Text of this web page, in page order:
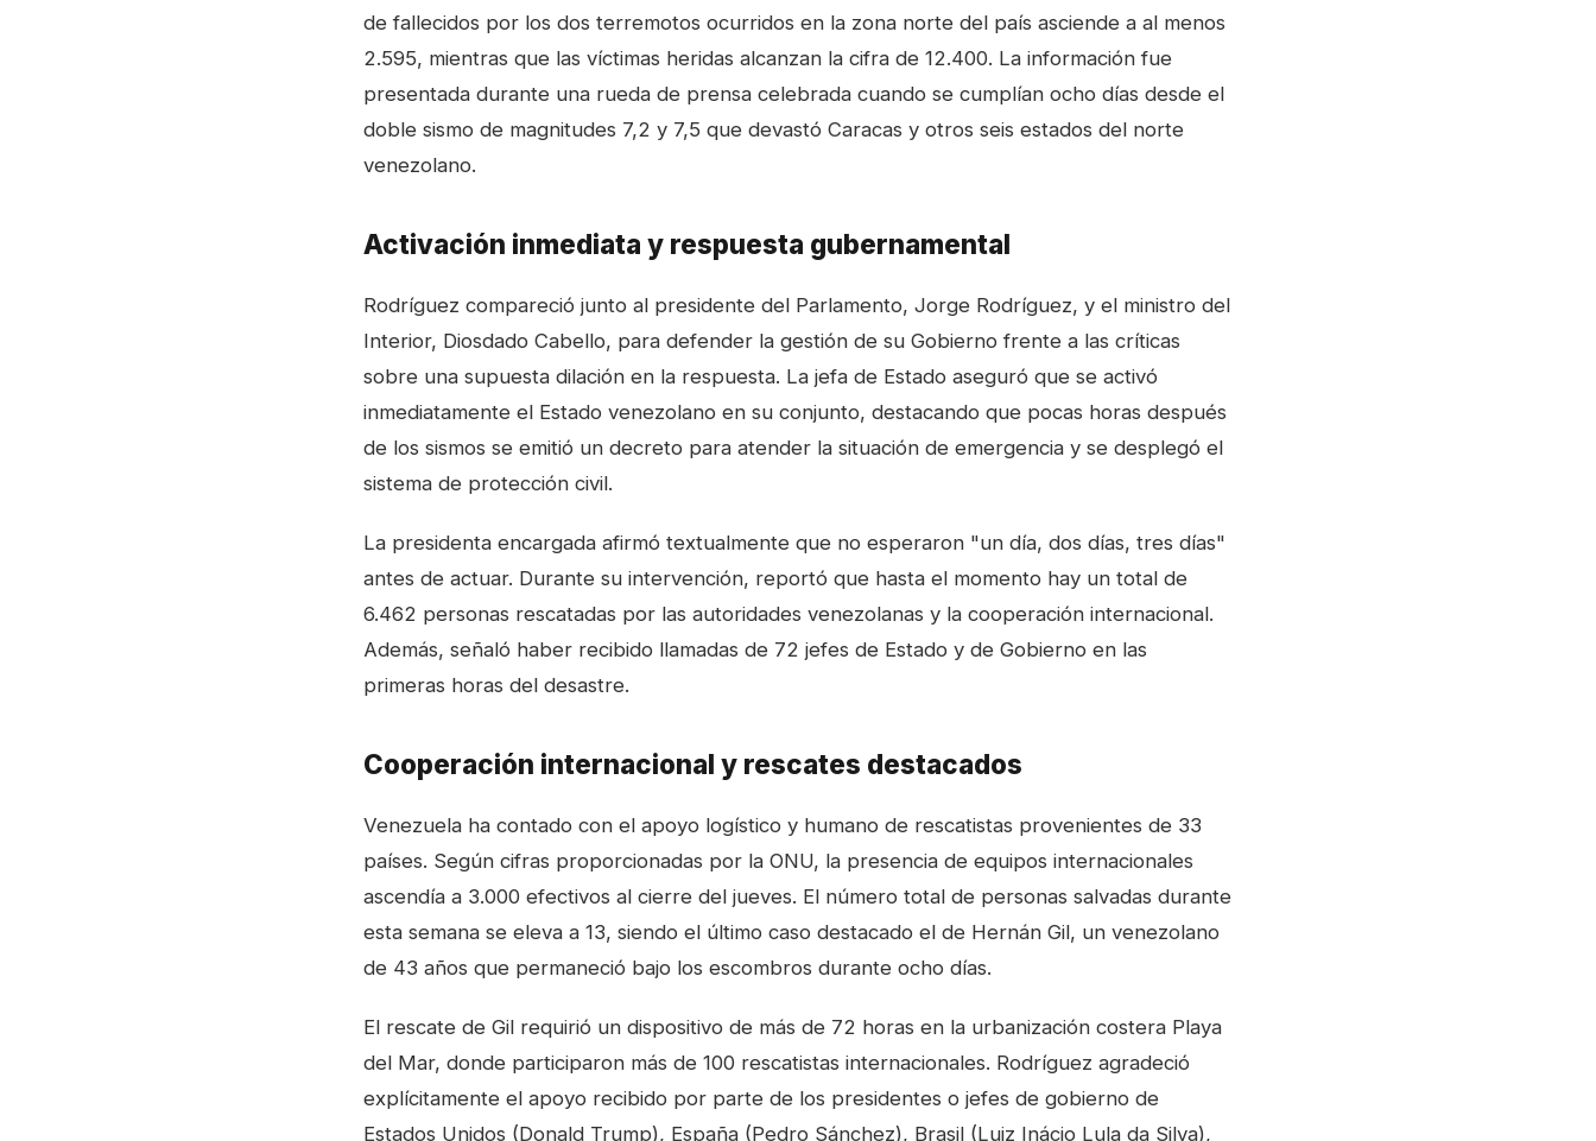
de fallecidos por los dos terremotos ocurridos en la zona norte del país asciende a al menos
2.595, mientras que las víctimas heridas alcanzan la cifra de 12.400. La información fue
presentada durante una rueda de prensa celebrada cuando se cumplían ocho días desde el
doble sismo de magnitudes 7,2 y 7,5 que devastó Caracas y otros seis estados del norte
venezolano.
Activación inmediata y respuesta gubernamental
Rodríguez compareció junto al presidente del Parlamento, Jorge Rodríguez, y el ministro del
Interior, Diosdado Cabello, para defender la gestión de su Gobierno frente a las críticas
sobre una supuesta dilación en la respuesta. La jefa de Estado aseguró que se activó
inmediatamente el Estado venezolano en su conjunto, destacando que pocas horas después
de los sismos se emitió un decreto para atender la situación de emergencia y se desplegó el
sistema de protección civil.
La presidenta encargada afirmó textualmente que no esperaron "un día, dos días, tres días"
antes de actuar. Durante su intervención, reportó que hasta el momento hay un total de
6.462 personas rescatadas por las autoridades venezolanas y la cooperación internacional.
Además, señaló haber recibido llamadas de 72 jefes de Estado y de Gobierno en las
primeras horas del desastre.
Cooperación internacional y rescates destacados
Venezuela ha contado con el apoyo logístico y humano de rescatistas provenientes de 33
países. Según cifras proporcionadas por la ONU, la presencia de equipos internacionales
ascendía a 3.000 efectivos al cierre del jueves. El número total de personas salvadas durante
esta semana se eleva a 13, siendo el último caso destacado el de Hernán Gil, un venezolano
de 43 años que permaneció bajo los escombros durante ocho días.
El rescate de Gil requirió un dispositivo de más de 72 horas en la urbanización costera Playa
del Mar, donde participaron más de 100 rescatistas internacionales. Rodríguez agradeció
explícitamente el apoyo recibido por parte de los presidentes o jefes de gobierno de
Estados Unidos (Donald Trump), España (Pedro Sánchez), Brasil (Luiz Inácio Lula da Silva),